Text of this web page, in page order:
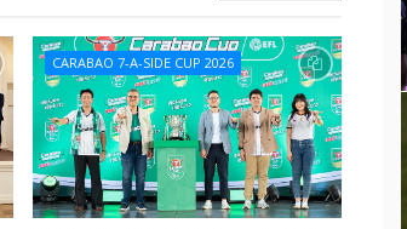
CARABAO 7-A-SIDE CUP 2026